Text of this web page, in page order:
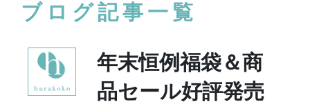
ブログ記事一覧
年末恒例福袋＆商
品セール好評発売